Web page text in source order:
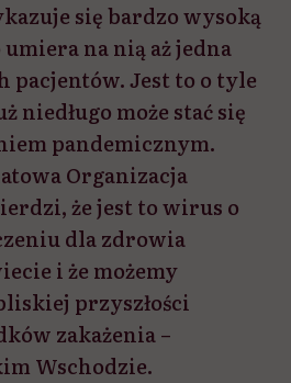
się bardzo wysoką
na nią aż jedna
pacjentów. Jest to o tyle
niedługo może stać się
pandemicznym.
Organizacja
że jest to wirus o
dla zdrowia
i że możemy
przyszłości
zakażenia –
Wschodzie.